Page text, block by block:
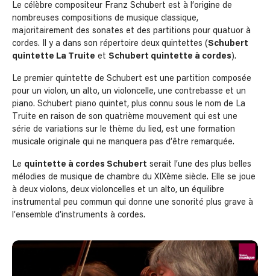
Le célèbre compositeur Franz Schubert est à l’origine de
nombreuses compositions de musique classique,
majoritairement des sonates et des partitions pour quatuor à
cordes. Il y a dans son répertoire deux quintettes (Schubert
quintette La Truite et Schubert quintette à cordes).
Le premier quintette de Schubert est une partition composée
pour un violon, un alto, un violoncelle, une contrebasse et un
piano. Schubert piano quintet, plus connu sous le nom de La
Truite en raison de son quatrième mouvement qui est une
série de variations sur le thème du lied, est une formation
musicale originale qui ne manquera pas d’être remarquée.
Le quintette à cordes Schubert serait l’une des plus belles
mélodies de musique de chambre du XIXème siècle. Elle se joue
à deux violons, deux violoncelles et un alto, un équilibre
instrumental peu commun qui donne une sonorité plus grave à
l’ensemble d’instruments à cordes.